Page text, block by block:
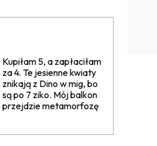
Kupiłam 5, a zapłaciłam
za 4. Te jesienne kwiaty
znikają z Dino w mig, bo
są po 7 ziko. Mój balkon
przejdzie metamorfozę